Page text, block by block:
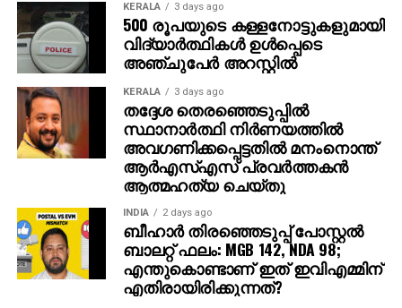
KERALA 3 days ago
500 രൂപയുടെ കള്ളനോട്ടുകളുമായി
വിദ്യാര്‍ത്ഥികള്‍ ഉള്‍പ്പെടെ
അഞ്ചുപേര്‍ അറസ്റ്റില്‍
KERALA 3 days ago
തദ്ദേശ തെരഞ്ഞെടുപ്പില്‍
സ്ഥാനാര്‍ത്ഥി നിര്‍ണയത്തില്‍
അവഗണിക്കപ്പെട്ടതില്‍ മനംനൊന്ത്
ആര്‍എസ്എസ് പ്രവര്‍ത്തകന്‍
ആത്മഹത്യ ചെയ്തു
INDIA 2 days ago
ബീഹാർ തിരഞ്ഞെടുപ്പ് പോസ്റ്റൽ
ബാലറ്റ് ഫലം: MGB 142, NDA 98;
എന്തുകൊണ്ടാണ് ഇത് ഇവിഎമ്മിന്
എതിരായിരിക്കുന്നത്?